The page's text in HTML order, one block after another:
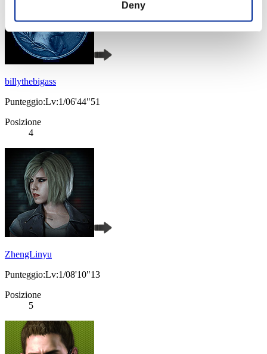
Deny
billythebigass
Punteggio:Lv:1/06'44"51
Posizione
4
ZhengLinyu
Punteggio:Lv:1/08'10"13
Posizione
5